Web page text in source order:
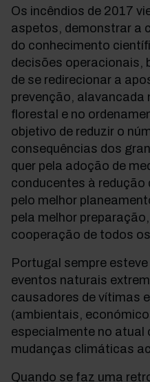
Os incêndios de 2017
aspetos, demonstrar a
do conhecimento
decisões operacionais,
de se redirecionar a
prevenção,
florestal e no
objetivo de reduzir o
consequências dos
quer pela adoção de
conducentes à redução
pelo melhor
pela melhor
cooperação de todos
Portugal sempre
eventos naturais
causadores de vítimas
(ambientais,
especialmente no atual
mudanças climáticas
Quando se faz uma